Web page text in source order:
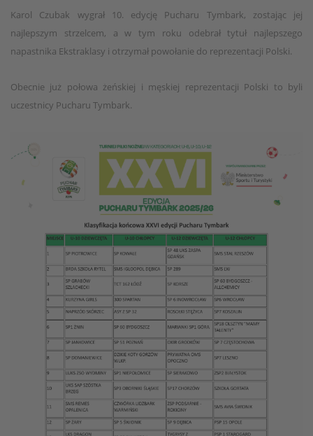
Karol Czubak wygrał 10. edycję Pucharu Tymbark, zostając jej
najlepszym strzelcem, a w tym roku odebrał tytuł najlepszego
napastnika Ekstraklasy i otrzymał powołanie do reprezentacji Polski.
Obecnie już połowa żeńskiej i męskiej reprezentacji Polski to byli
uczestnicy Pucharu Tymbark.